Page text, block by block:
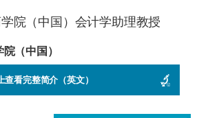
院（中国）会计学助理教授
（中国）
查看完整简介（英文）